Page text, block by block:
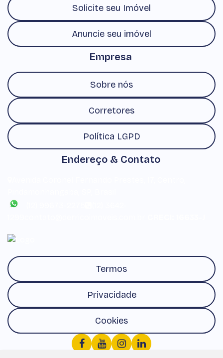
Solicite seu Imóvel
Anuncie seu imóvel
Empresa
Sobre nós
Corretores
Política LGPD
Endereço & Contato
Termos
Privacidade
Cookies